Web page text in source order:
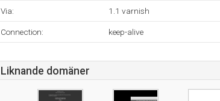
Via: 1.1 varnish
Connection: keep-alive
Liknande domäner